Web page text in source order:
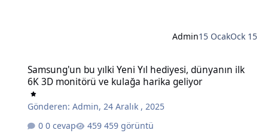
Admin15 OcakOck 15
Samsung'un bu yılki Yeni Yıl hediyesi, dünyanın ilk
6K 3D monitörü ve kulağa harika geliyor
Gönderen:Admin,24 Aralık , 2025
0 cevap
459 görüntü